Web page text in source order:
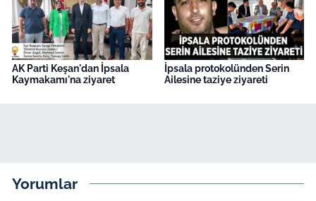
AK Parti Keşan'dan İpsala
Kaymakamı'na ziyaret
İpsala protokolünden Serin
Ailesine taziye ziyareti
Yorumlar